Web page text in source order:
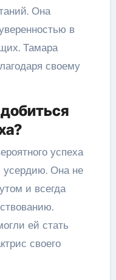
Она
в
Тамара
своему
успеха
усердию. Она не
и всегда
ей стать
своего